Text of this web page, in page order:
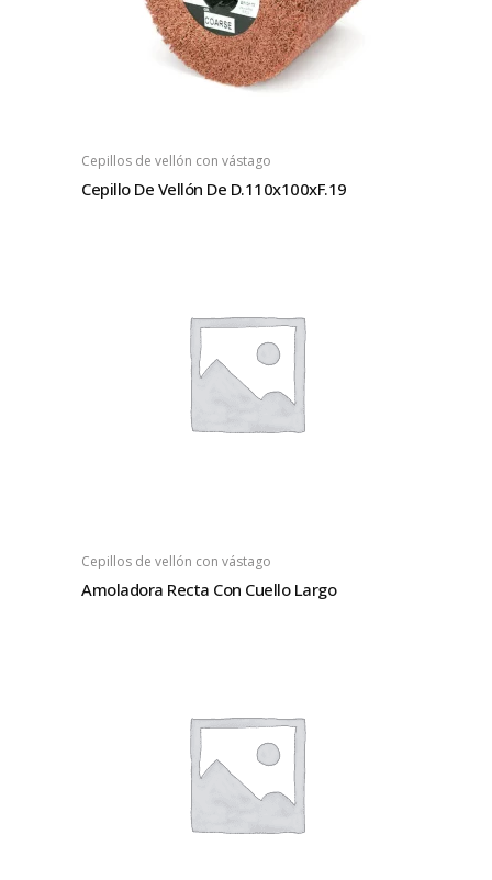
Cepillos de vellón con vástago
Cepillo De Vellón De D.110x100xF.19
Cepillos de vellón con vástago
Amoladora Recta Con Cuello Largo